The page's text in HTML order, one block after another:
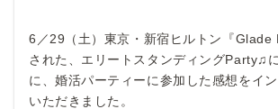
6／29（土）東京・新宿ヒルトン『Glade
された、エリートスタンディングParty♫
に、婚活パーティーに参加した感想をイ
いただきました。